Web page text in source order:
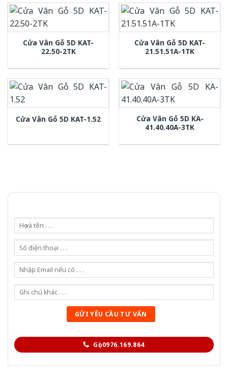
Cửa Vân Gỗ 5D KAT-
22.50-2TK
Cửa Vân Gỗ 5D KAT-
21.51.51A-1TK
Cửa Vân Gỗ 5D KAT-1.52
Cửa Vân Gỗ 5D KA-
41.40.40A-3TK
Gọi 0976.169.864